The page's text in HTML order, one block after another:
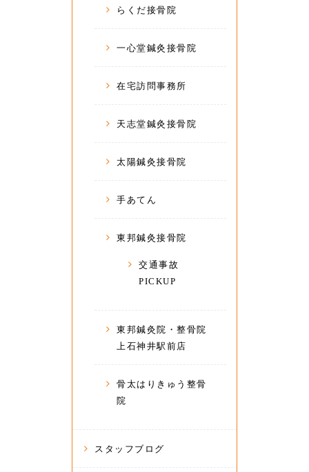
らくだ接骨院
一心堂鍼灸接骨院
在宅訪問事務所
天志堂鍼灸接骨院
太陽鍼灸接骨院
手あてん
東邦鍼灸接骨院
交通事故
PICKUP
東邦鍼灸院・整骨院
上石神井駅前店
骨太はりきゅう整骨
院
スタッフブログ